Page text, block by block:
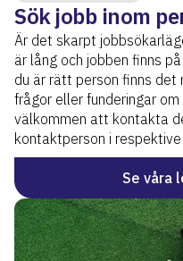
Sök jobb inom
Är det skarpt
är lång och jobben finns
du är rätt person finns
frågor eller funderingar
välkommen att kontakta
kontaktperson i respektive
Se våra